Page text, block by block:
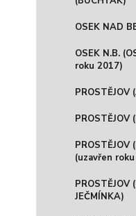
OSEK NAD
OSEK N.B.
roku 2017)
PROSTĚJOV
PROSTĚJOV
PROSTĚJOV
(uzavřen
PROSTĚJOV
JEČMÍNKA)